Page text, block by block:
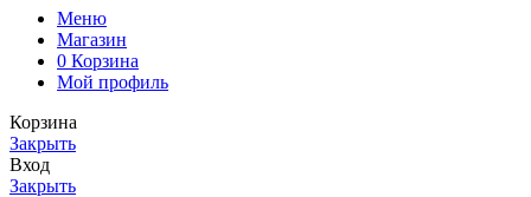
Меню
Магазин
0 Корзина
Мой профиль
Корзина
Закрыть
Вход
Закрыть